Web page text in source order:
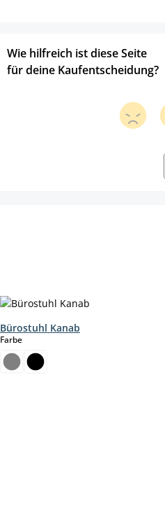
Wie hilfreich ist diese Seite
für deine Kaufentscheidung?
Bürostuhl Kanab
Farbeauswählen